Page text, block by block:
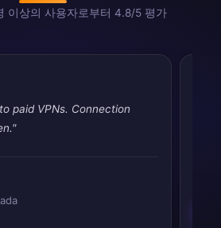
이상의 사용자로부터 4.8/5 평가
paid VPNs. Connection